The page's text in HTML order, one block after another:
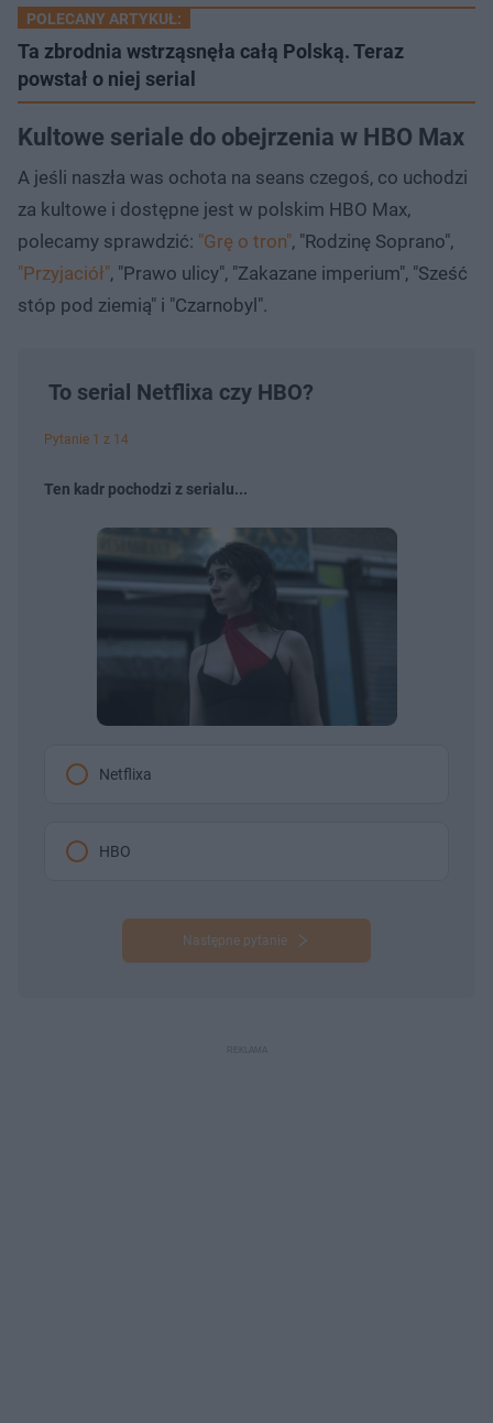
POLECANY ARTYKUŁ:
Ta zbrodnia wstrząsnęła całą Polską. Teraz
powstał o niej serial
Kultowe seriale do obejrzenia w HBO Max
A jeśli naszła was ochota na seans czegoś, co uchodzi
za kultowe i dostępne jest w polskim HBO Max,
polecamy sprawdzić: "Grę o tron", "Rodzinę Soprano",
"Przyjaciół", "Prawo ulicy", "Zakazane imperium", "Sześć
stóp pod ziemią" i "Czarnobyl".
To serial Netflixa czy HBO?
Pytanie 1 z 14
Ten kadr pochodzi z serialu...
Netflixa
HBO
Następne pytanie